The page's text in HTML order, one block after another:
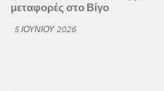
μεταφορές στο Βίγο
5 ΙΟΥΝΊΟΥ 2026